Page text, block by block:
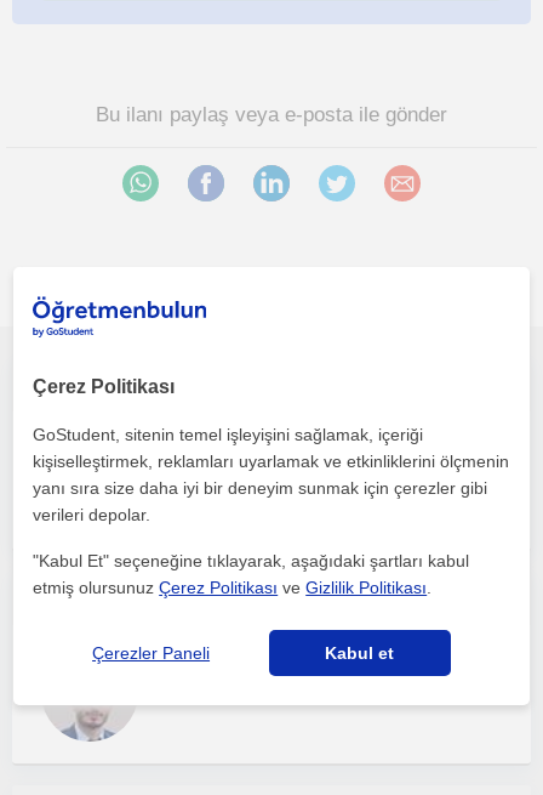
Bu ilanı paylaş veya e-posta ile gönder
Cografya
Çevrimiçi dersler
Cografya
Çerez Politikası
GoStudent, sitenin temel işleyişini sağlamak, içeriği
kişiselleştirmek, reklamları uyarlamak ve etkinliklerini ölçmenin
yanı sıra size daha iyi bir deneyim sunmak için çerezler gibi
verileri depolar.
"Kabul Et" seçeneğine tıklayarak, aşağıdaki şartları kabul
etmiş olursunuzÇerez Politikası veGizlilik Politikası
Çerezler Paneli Kabul et